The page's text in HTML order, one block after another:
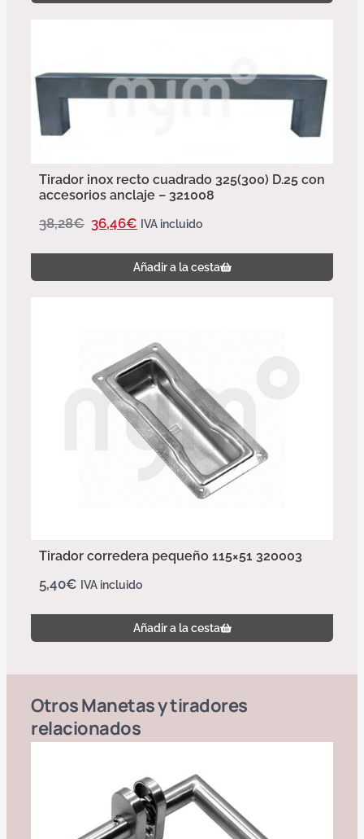
Tirador inox recto cuadrado 325(300) D.25 con
accesorios anclaje – 321008
38,28€ 36,46€ IVA incluido
Añadir a la cesta
Tirador corredera pequeño 115×51 320003
5,40€ IVA incluido
Añadir a la cesta
OtrosManetas y tiradores
relacionados